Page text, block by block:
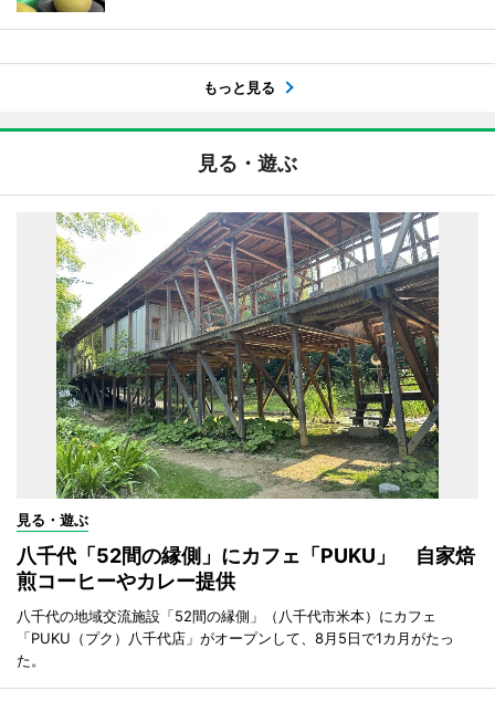
もっと見る
見る・遊ぶ
見る・遊ぶ
八千代「52間の縁側」にカフェ「PUKU」 自家焙
煎コーヒーやカレー提供
八千代の地域交流施設「52間の縁側」（八千代市米本）にカフェ
「PUKU（プク）八千代店」がオープンして、8月5日で1カ月がたっ
た。